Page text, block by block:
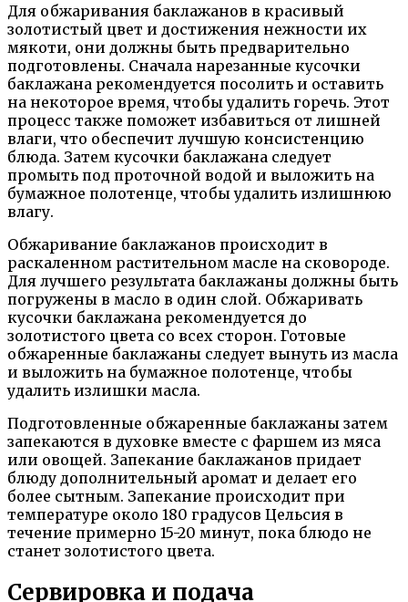
Для обжаривания баклажанов в красивый
золотистый цвет и достижения нежности их
мякоти, они должны быть предварительно
подготовлены. Сначала нарезанные кусочки
баклажана рекомендуется посолить и оставить
на некоторое время, чтобы удалить горечь. Этот
процесс также поможет избавиться от лишней
влаги, что обеспечит лучшую консистенцию
блюда. Затем кусочки баклажана следует
промыть под проточной водой и выложить на
бумажное полотенце, чтобы удалить излишнюю
влагу.
Обжаривание баклажанов происходит в
раскаленном растительном масле на сковороде.
Для лучшего результата баклажаны должны быть
погружены в масло в один слой. Обжаривать
кусочки баклажана рекомендуется до
золотистого цвета со всех сторон. Готовые
обжаренные баклажаны следует вынуть из масла
и выложить на бумажное полотенце, чтобы
удалить излишки масла.
Подготовленные обжаренные баклажаны затем
запекаются в духовке вместе с фаршем из мяса
или овощей. Запекание баклажанов придает
блюду дополнительный аромат и делает его
более сытным. Запекание происходит при
температуре около 180 градусов Цельсия в
течение примерно 15-20 минут, пока блюдо не
станет золотистого цвета.
Сервировка и подача